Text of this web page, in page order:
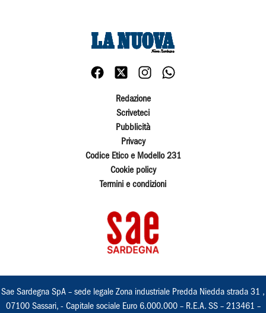
Redazione
Scriveteci
Pubblicità
Privacy
Codice Etico e Modello 231
Cookie policy
Termini e condizioni
Sae Sardegna SpA – sede legale Zona industriale Predda Niedda strada 31 ,
07100 Sassari, - Capitale sociale Euro 6.000.000 – R.E.A. SS – 213461 –